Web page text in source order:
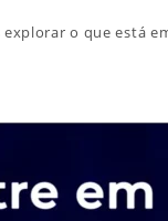
o que está